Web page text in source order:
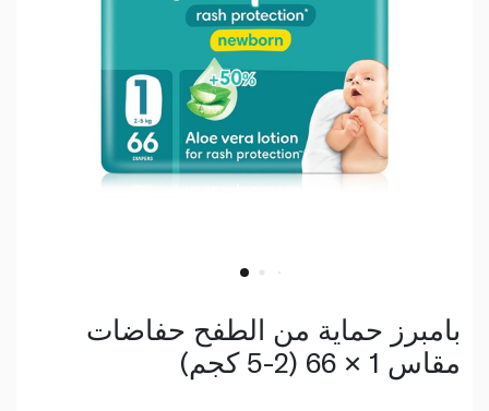
بامبرز حماية من الطفح حفاضات
مقاس 1 × 66 (2-5 كجم)